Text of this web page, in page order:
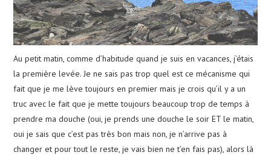
Au petit matin, comme d’habitude quand je suis en vacances, j’étais
la première levée. Je ne sais pas trop quel est ce mécanisme qui
fait que je me lève toujours en premier mais je crois qu’il y a un
truc avec le fait que je mette toujours beaucoup trop de temps à
prendre ma douche (oui, je prends une douche le soir ET le matin,
oui je sais que c’est pas très bon mais non, je n’arrive pas à
changer et pour tout le reste, je vais bien ne t’en fais pas), alors là